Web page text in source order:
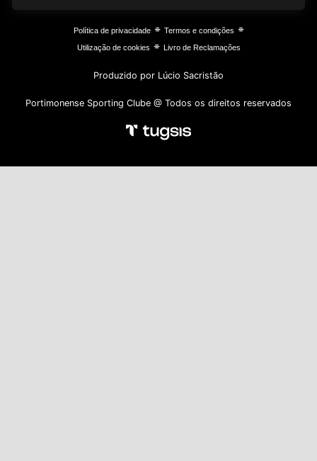
Política de privacidade⌯ Termos e condições ⌯
Utilização de cookies ⌯ Livro de Reclamações
Produzido por Lúcio Sacristão
Portimonense Sporting Clube @ Todos os direitos reservados